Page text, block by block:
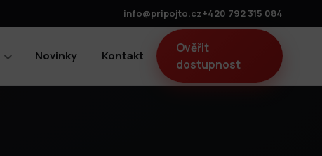
info@pripojto.cz+420 792 315 084
Novinky Kontakt
Ověřit
dostupnost